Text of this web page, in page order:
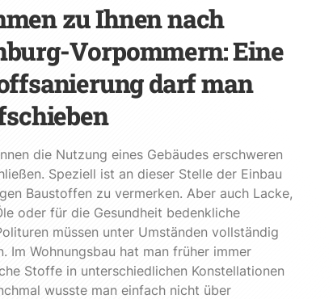
zu Ihnen nach
Vorpommern: Eine
darf man
die Nutzung eines Gebäudes erschweren
Speziell ist an dieser Stelle der Einbau
Baustoffen zu vermerken. Aber auch Lacke,
oder für die Gesundheit bedenkliche
müssen unter Umständen vollständig
Im Wohnungsbau hat man früher immer
Stoffe in unterschiedlichen Konstellationen
wusste man einfach nicht über